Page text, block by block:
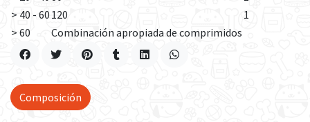
> 40 - 60 120
1
> 60
Combinación apropiada de comprimidos
Composición